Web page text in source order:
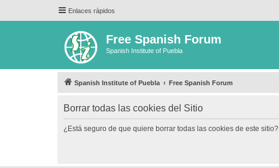
Enlaces rápidos
Free Spanish Forum
Spanish Institute of Puebla
Spanish Institute of Puebla Free Spanish Forum
Borrar todas las cookies del Sitio
¿Está seguro de que quiere borrar todas las cookies de este sitio?